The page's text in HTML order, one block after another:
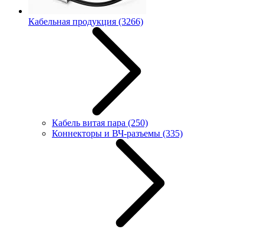
Кабельная продукция (3266)
Кабель витая пара (250)
Коннекторы и ВЧ-разъемы (335)